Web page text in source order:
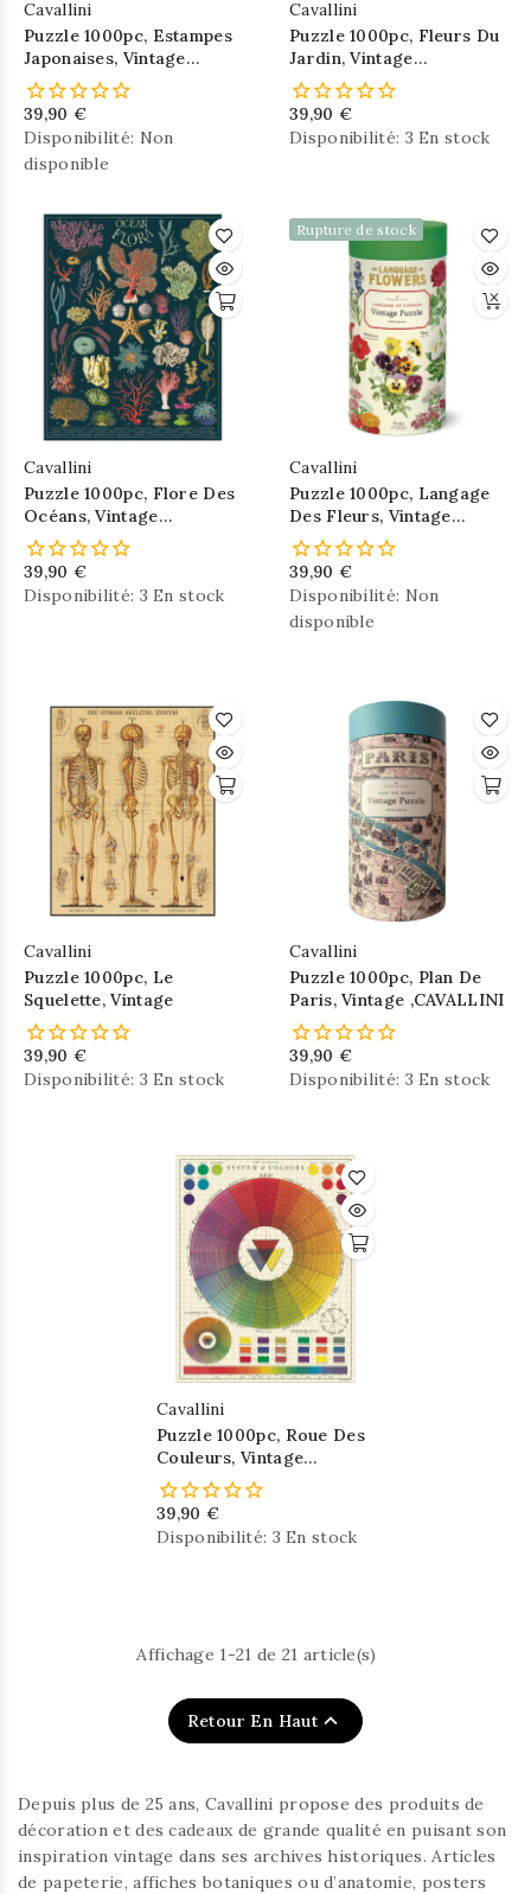
Cavallini
Puzzle 1000pc, Estampes
Japonaises, Vintage
,CAVALLINI
39,90 €
Disponibilité: Non
disponible
Cavallini
Puzzle 1000pc, Fleurs Du
Jardin, Vintage
,CAVALLINI
39,90 €
Disponibilité: 3 En stock
Cavallini
Puzzle 1000pc, Flore Des
Océans, Vintage
,CAVALLINI
39,90 €
Disponibilité: 3 En stock
Rupture de stock
Cavallini
Puzzle 1000pc, Langage
Des Fleurs, Vintage
,CAVALLINI
39,90 €
Disponibilité: Non
disponible
Cavallini
Puzzle 1000pc, Le
Squelette, Vintage
39,90 €
Disponibilité: 3 En stock
Cavallini
Puzzle 1000pc, Plan De
Paris, Vintage ,CAVALLINI
39,90 €
Disponibilité: 3 En stock
Cavallini
Puzzle 1000pc, Roue Des
Couleurs, Vintage
,CAVALLINI
39,90 €
Disponibilité: 3 En stock
Affichage 1-21 de 21 article(s)
Retour En Haut
Depuis plus de 25 ans, Cavallini propose des produits de
décoration et des cadeaux de grande qualité en puisant son
inspiration vintage dans ses archives historiques. Articles
de papeterie, affiches botaniques ou d’anatomie, posters